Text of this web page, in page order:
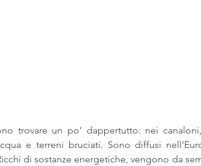
trovare un po’ dappertutto: nei
e terreni bruciati. Sono diffusi
di sostanze energetiche, vengono da